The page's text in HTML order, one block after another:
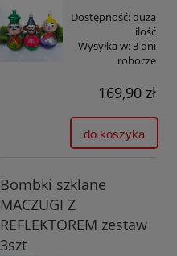
Dostępność:duża
ilość
Wysyłka w:3 dni
robocze
169,90 zł
do koszyka
Bombki szklane
MACZUGI Z
REFLEKTOREM zestaw
3szt